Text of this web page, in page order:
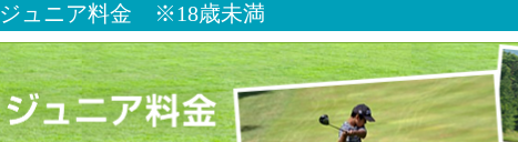
ジュニア料金 ※18歳未満